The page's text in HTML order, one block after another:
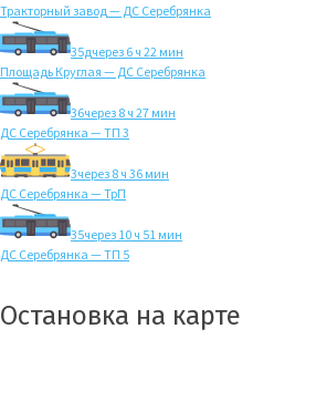
Тракторный завод — ДС Серебрянка
35дчерез 6 ч 22 мин
Площадь Круглая — ДС Серебрянка
36через 8 ч 27 мин
ДС Серебрянка — ТП 3
3через 8 ч 36 мин
ДС Серебрянка — ТрП
35через 10 ч 51 мин
ДС Серебрянка — ТП 5
Остановка на карте